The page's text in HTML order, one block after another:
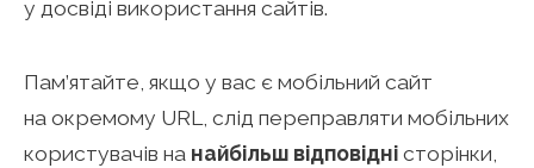
у досвіді використання сайтів.
Пам’ятайте, якщо у вас є мобільний сайт
на окремому URL, слід переправляти мобільних
користувачів на найбільш відповідністорінки,